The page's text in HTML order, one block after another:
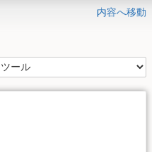
内容へ移動